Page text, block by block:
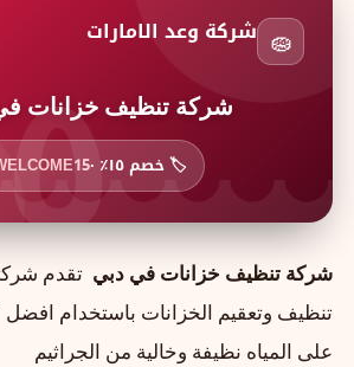
🧽 شركة وعد الامارات
شركة تنظيف خزانات
🏷️ خصم ١٥٪ ·
شركة تنظيف خزانات في دبي تقدم
تنظيف وتعقيم الخزانات باستخدام
على المياه نظيفة وخالية من الجراثيم